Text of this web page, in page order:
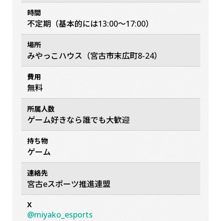
時間
不定期（基本的には13:00〜17:00）
場所
みやっこハウス（宮古市末広町8-24）
費用
無料
所属人数
ゲーム好きなら誰でも大歓迎
持ち物
ゲーム
連絡先
宮古eスポーツ推進連盟
X
@miyako_esports